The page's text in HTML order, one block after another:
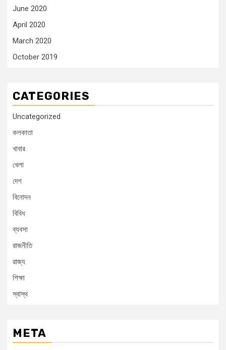
June 2020
April 2020
March 2020
October 2019
CATEGORIES
Uncategorized
কলকাতা
খাবার
খেলা
দেশ
বিনোদন
বিবিধ
ব্যবসা
রাজনীতি
রাজ্য
শিক্ষা
স্বাস্থ
META